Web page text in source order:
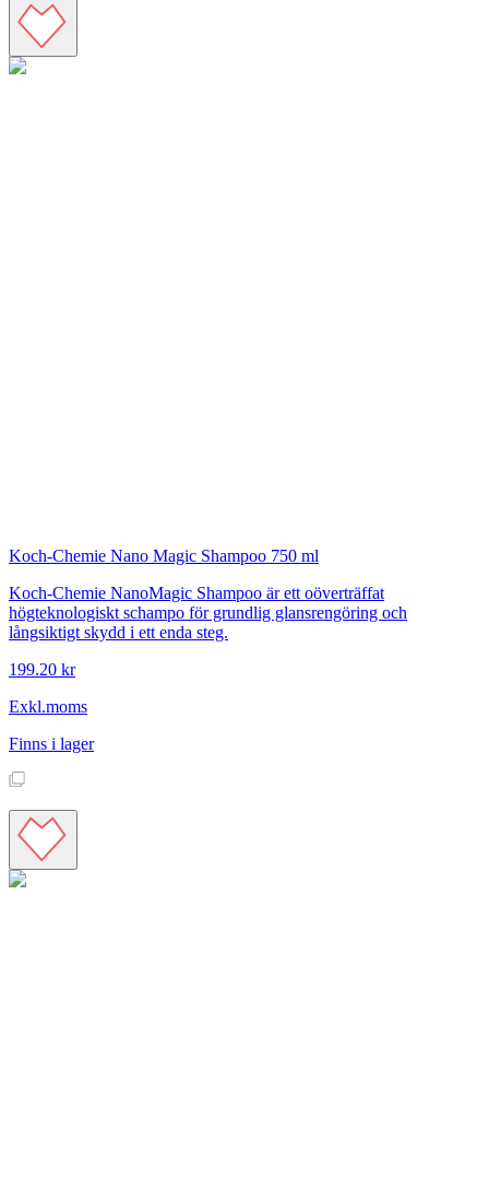
Koch-Chemie Nano Magic Shampoo 750 ml
Koch-Chemie NanoMagic Shampoo är ett oöverträffat
högteknologiskt schampo för grundlig glansrengöring och
långsiktigt skydd i ett enda steg.
199.20 kr
Exkl.moms
Finns i lager